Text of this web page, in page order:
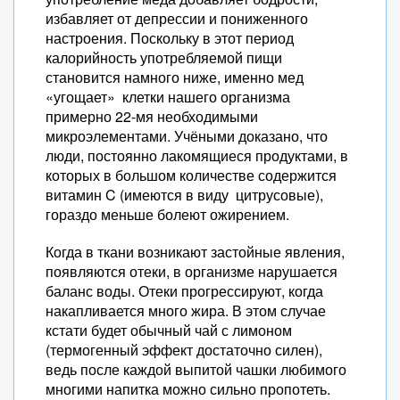
избавляет от депрессии и пониженного
настроения. Поскольку в этот период
калорийность употребляемой пищи
становится намного ниже, именно мед
«угощает» клетки нашего организма
примерно 22-мя необходимыми
микроэлементами. Учёными доказано, что
люди, постоянно лакомящиеся продуктами, в
которых в большом количестве содержится
витамин C (имеются в виду цитрусовые),
гораздо меньше болеют ожирением.
Когда в ткани возникают застойные явления,
появляются отеки, в организме нарушается
баланс воды. Отеки прогрессируют, когда
накапливается много жира. В этом случае
кстати будет обычный чай с лимоном
(термогенный эффект достаточно силен),
ведь после каждой выпитой чашки любимого
многими напитка можно сильно пропотеть.